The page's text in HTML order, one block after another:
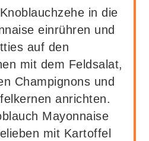
in die
einrühren und
auf den
mit dem Feldsalat,
Champignons und
anrichten.
Mayonnaise
mit Kartoffel